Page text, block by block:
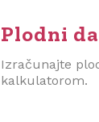
Plodni
Izračunajte
kalkulatorom.